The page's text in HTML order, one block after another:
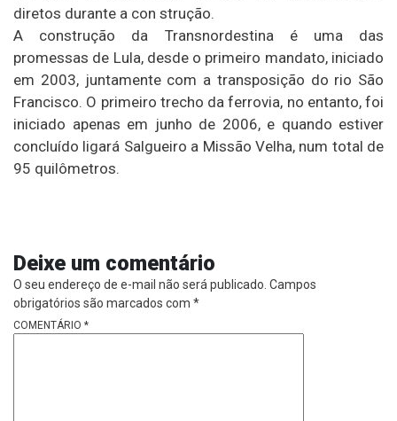
diretos durante a con strução.
A construção da Transnordestina é uma das
promessas de Lula, desde o primeiro mandato, iniciado
em 2003, juntamente com a transposição do rio São
Francisco. O primeiro trecho da ferrovia, no entanto, foi
iniciado apenas em junho de 2006, e quando estiver
concluído ligará Salgueiro a Missão Velha, num total de
95 quilômetros.
Deixe um comentário
O seu endereço de e-mail não será publicado. Campos
obrigatórios são marcados com *
COMENTÁRIO *